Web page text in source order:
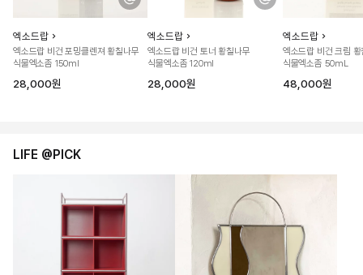
엑소드랍
엑소드랍 비건 포밍클렌져 황칠나무
식물엑소좀 150ml
28,000원
엑소드랍
엑소드랍 비건 토너 황칠나무
식물엑소좀 120ml
28,000원
엑소드랍
엑소드랍 비건 크림 황
식물엑소좀 50mL
48,000원
LIFE @PICK